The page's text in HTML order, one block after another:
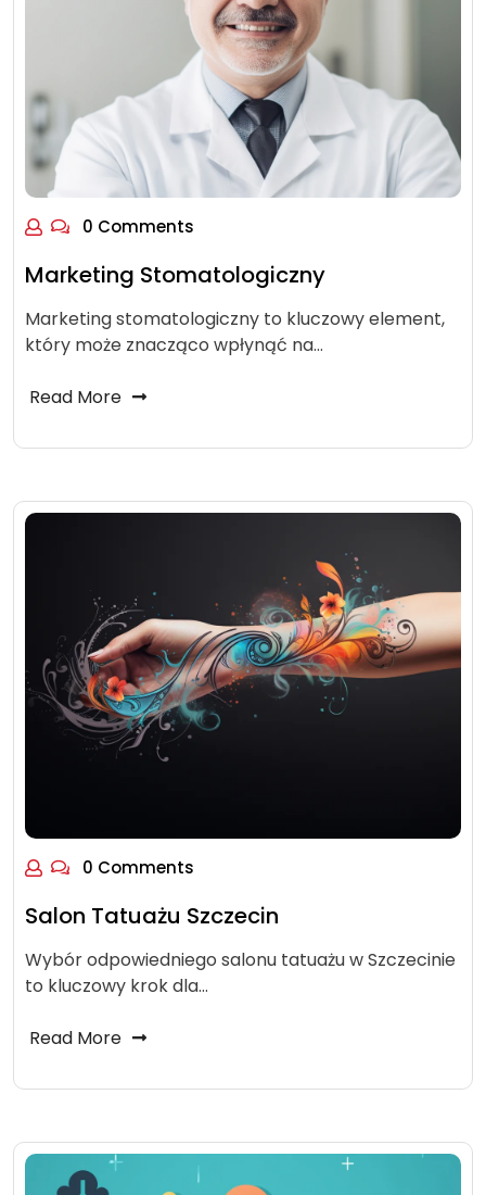
0 Comments
Marketing Stomatologiczny
Marketing stomatologiczny to kluczowy element,
który może znacząco wpłynąć na…
Read More
0 Comments
Salon Tatuażu Szczecin
Wybór odpowiedniego salonu tatuażu w Szczecinie
to kluczowy krok dla…
Read More